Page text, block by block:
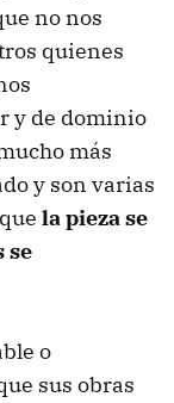
no nos
quienes
y de dominio
más
y son varias
la pieza se
se
o
sus obras